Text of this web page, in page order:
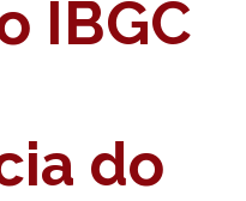
IBGC
do